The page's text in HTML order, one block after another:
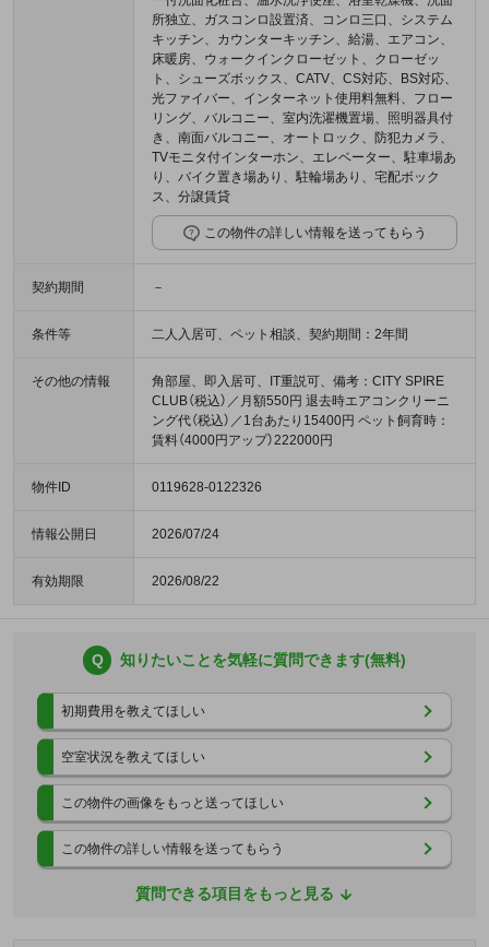
所独立、ガスコンロ設置済、コンロ三口、システム
キッチン、カウンターキッチン、給湯、エアコン、
床暖房、ウォークインクローゼット、クローゼッ
ト、シューズボックス、CATV、CS対応、BS対応、
光ファイバー、インターネット使用料無料、フロー
リング、バルコニー、室内洗濯機置場、照明器具付
き、南面バルコニー、オートロック、防犯カメラ、
TVモニタ付インターホン、エレベーター、駐車場あ
り、バイク置き場あり、駐輪場あり、宅配ボック
ス、分譲賃貸
この物件の詳しい情報を送ってもらう
契約期間 －
条件等 二人入居可、ペット相談、契約期間：2年間
その他の情報
角部屋、即入居可、IT重説可、備考：CITY SPIRE
CLUB（税込）／月額550円 退去時エアコンクリーニ
ング代（税込）／1台あたり15400円 ペット飼育時：
賃料（4000円アップ）222000円
物件ID 0119628-0122326
情報公開日 2026/07/24
有効期限 2026/08/22
Q 知りたいことを気軽に質問できます(無料)
初期費用を教えてほしい
空室状況を教えてほしい
この物件の画像をもっと送ってほしい
この物件の詳しい情報を送ってもらう
質問できる項目をもっと見る